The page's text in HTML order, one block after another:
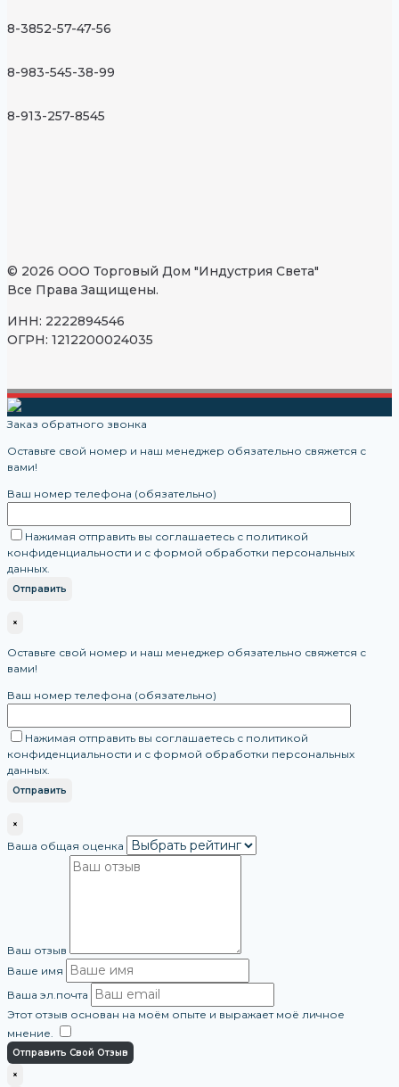
8-3852-57-47-56
8-983-545-38-99
8-913-257-8545
© 2026 ООО Торговый Дом "Индустрия Света"
Все Права Защищены.
ИНН: 2222894546
ОГРН: 1212200024035
Заказ обратного звонка
Оставьте свой номер и наш менеджер обязательно свяжется с
вами!
Ваш номер телефона (обязательно)
Нажимая отправить вы соглашаетесь с политикой
конфиденциальности и с формой обработки персональных
данных.
×
Оставьте свой номер и наш менеджер обязательно свяжется с
вами!
Ваш номер телефона (обязательно)
Нажимая отправить вы соглашаетесь с политикой
конфиденциальности и с формой обработки персональных
данных.
×
Ваша общая оценка
Ваш отзыв
Ваше имя
Ваша эл.почта
Этот отзыв основан на моём опыте и выражает моё личное
мнение.
Отправить Свой Отзыв
×